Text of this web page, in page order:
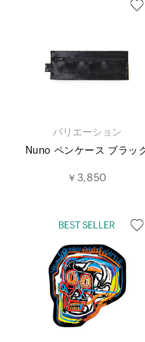
バリエーション
Nuno ペンケース ブラッ
￥3,850